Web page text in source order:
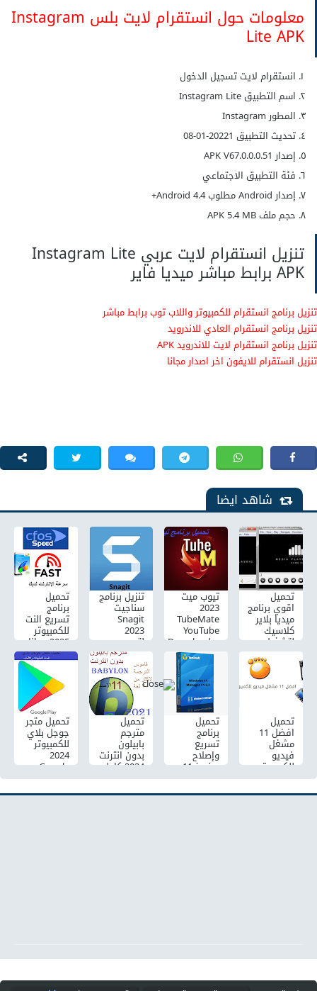
معلومات حول انستقرام لايت بلس Instagram
Lite APK
انستقرام لايت تسجيل الدخول
اسم التطبيق Instagram Lite
المطور Instagram
تحديث التطبيق 20221-01-08
إصدار APK V67.0.0.0.51
فئة التطبيق الاجتماعي
إصدار Android مطلوب Android 4.4+
حجم ملف APK 5.4 MB
تنزيل انستقرام لايت عربي Instagram Lite
APK برابط مباشر ميديا فاير
تنزيل برنامج انستقرام للكمبيوتر واللاب توب برابط مباشر
تنزيل برنامج انستقرام العادي للاندرويد
تنزيل برنامج انستقرام لايت للاندرويد APK
تنزيل انستقرام للايفون اخر اصدار مجانا
شاهد ايضا
تحميل
اقوي برنامج
ميديا بلاير
كلاسيك
لتشغيل
جميع صيغ
الفيديو
2024 كامل
مجانا
تيوب ميت
2023
TubeMate
YouTube
Downloader
تنزيل برنامج
سناجيت
Snagit
2023
لتصوير
الشاشة
كامل مجانا
مع التفعيل
تحميل
برنامج
تسريع النت
للكمبيوتر
2025 مجانا
اخر تحديث
برابط مباشر
تحميل
افضل 11
مشغل
فيديو
للكمبيوتر
2024 تدعم
تشغيل
جميع صيغ
تحميل
برنامج
تسريع
وإصلاح
ويندوز 11
Windows
Manager
مجانا
تحميل
مترجم
بابيلون
بدون انترنت
2024 كامل
Babylon
11
Download
تحميل متجر
جوجل بلاي
للكمبيوتر
2024
Google
Play اخر
اصدار مجاناً